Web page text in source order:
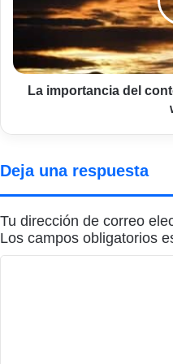
mostrado
en
sitio
web
La importancia del
Deja una respuesta
Tu dirección de correo
Los campos obligatorios